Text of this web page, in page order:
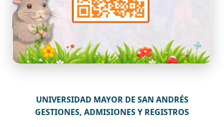
UNIVERSIDAD MAYOR DE SAN ANDRÉS
GESTIONES, ADMISIONES Y REGISTROS